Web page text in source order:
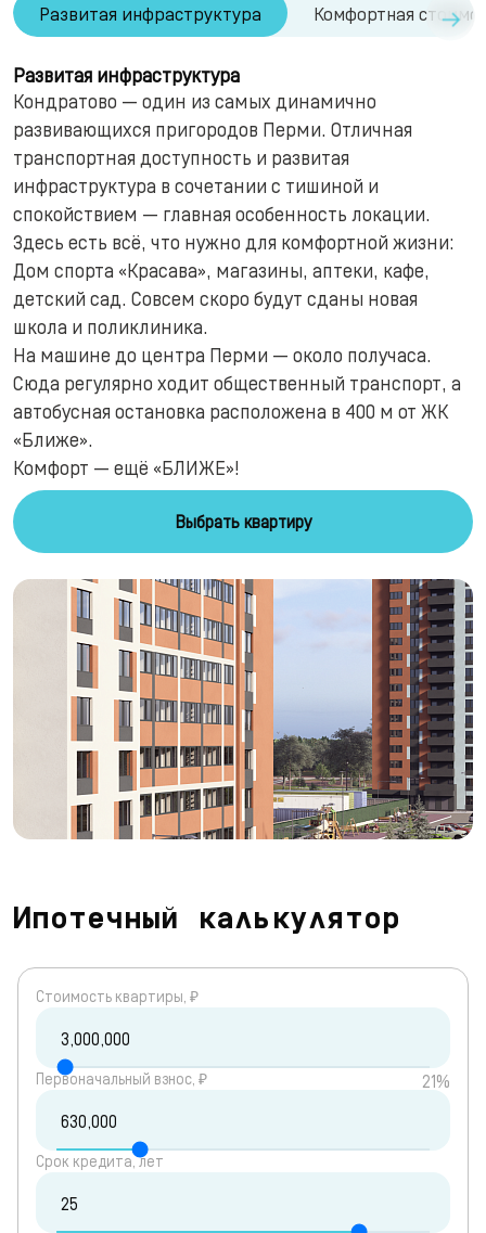
Развитая инфраструктура Комфортная →
Развитая инфраструктура
Кондратово — один из самых динамично
развивающихся пригородов Перми. Отличная
транспортная доступность и развитая
инфраструктура в сочетании с тишиной и
спокойствием — главная особенность локации.
Здесь есть всё, что нужно для комфортной жизни:
Дом спорта «Красава», магазины, аптеки, кафе,
детский сад. Совсем скоро будут сданы новая
школа и поликлиника.
На машине до центра Перми — около получаса.
Сюда регулярно ходит общественный транспорт, а
автобусная остановка расположена в 400 м от ЖК
«Ближе».
Комфорт — ещё «БЛИЖЕ»!
Выбрать квартиру
Ипотечный калькулятор
Cтоимость квартиры, ₽
Первоначальный взнос, ₽ 21%
Срок кредита, лет